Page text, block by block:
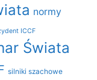
normy
ICCF
Świata
silniki szachowe